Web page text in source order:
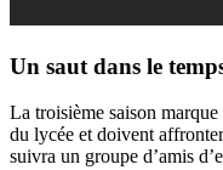
Un saut dans le
La troisième saison marque
du lycée et doivent
suivra un groupe d’amis